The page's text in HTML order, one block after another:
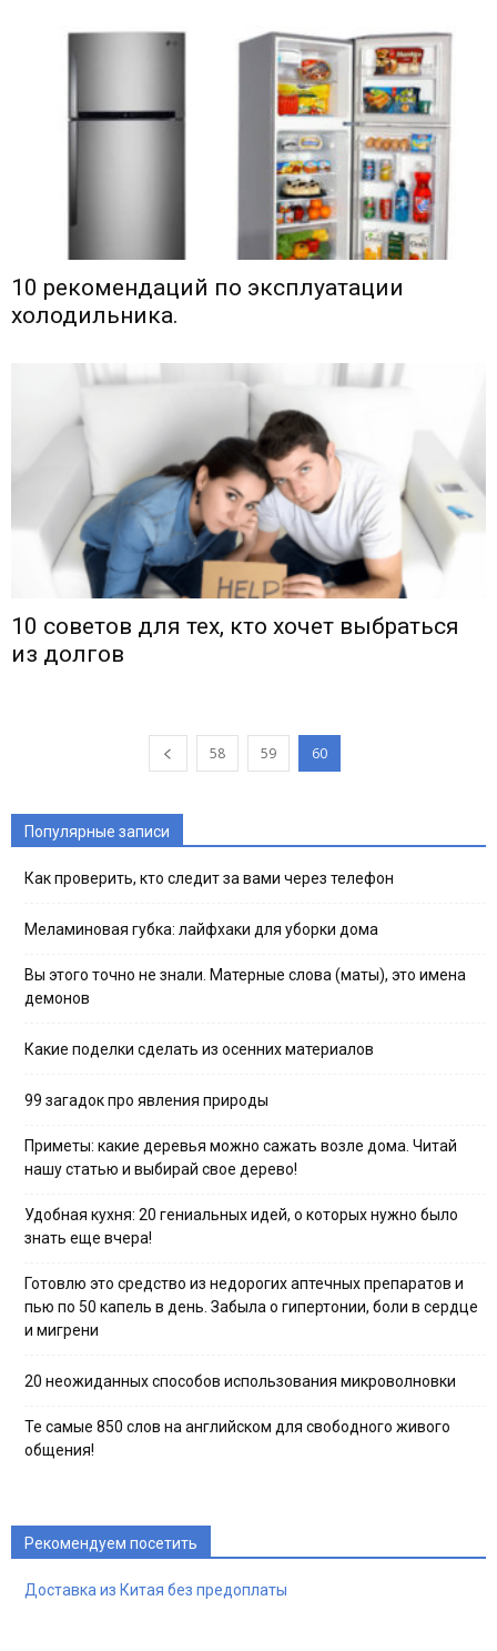
10 рекомендаций по эксплуатации
холодильника.
10 советов для тех, кто хочет выбраться
из долгов
58 59 60
Популярные записи
Как проверить, кто следит за вами через телефон
Меламиновая губка: лайфхаки для уборки дома
Вы этого точно не знали. Матерные слова (маты), это имена
демонов
Какие поделки сделать из осенних материалов
99 загадок про явления природы
Приметы: какие деревья можно сажать возле дома. Читай
нашу статью и выбирай свое дерево!
Удобная кухня: 20 гениальных идей, о которых нужно было
знать еще вчера!
Готовлю это средство из недорогих аптечных препаратов и
пью по 50 капель в день. Забыла о гипертонии, боли в сердце
и мигрени
20 неожиданных способов использования микроволновки
Те самые 850 слов на английском для свободного живого
общения!
Рекомендуем посетить
Доставка из Китая без предоплаты